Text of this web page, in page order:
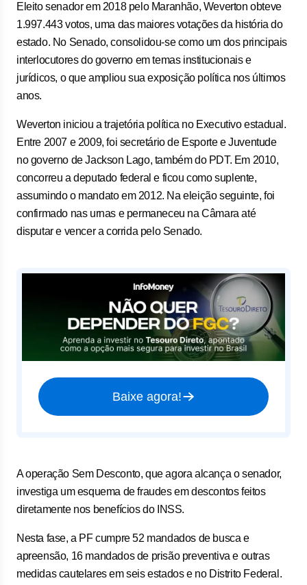
Eleito senador em 2018 pelo Maranhão, Weverton obteve
1.997.443 votos, uma das maiores votações da história do
estado. No Senado, consolidou-se como um dos principais
interlocutores do governo em temas institucionais e
jurídicos, o que ampliou sua exposição política nos últimos
anos.
Weverton iniciou a trajetória política no Executivo estadual.
Entre 2007 e 2009, foi secretário de Esporte e Juventude
no governo de Jackson Lago, também do PDT. Em 2010,
concorreu a deputado federal e ficou como suplente,
assumindo o mandato em 2012. Na eleição seguinte, foi
confirmado nas urnas e permaneceu na Câmara até
disputar e vencer a corrida pelo Senado.
Baixe agora!
A operação Sem Desconto, que agora alcança o senador,
investiga um esquema de fraudes em descontos feitos
diretamente nos benefícios do INSS.
Nesta fase, a PF cumpre 52 mandados de busca e
apreensão, 16 mandados de prisão preventiva e outras
medidas cautelares em seis estados e no Distrito Federal.